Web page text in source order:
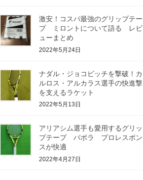
激安！コスパ最強のグリップテー
プ ミロントについて語る レビ
ューまとめ
2022年5月24日
ナダル・ジョコビッチを撃破！カ
ルロス・アルカラス選手の快進撃
を支えるラケット
2022年5月13日
アリアシム選手も愛用するグリッ
プテープ バボラ プロレスポン
スが快適
2022年4月27日